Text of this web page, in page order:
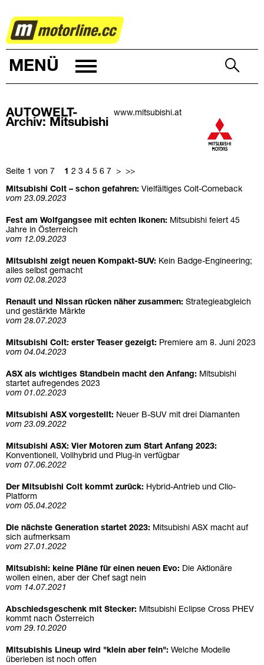
AUTOWELT
MENÜ
www.mitsubishi.at
AUTOWELT-
Archiv: Mitsubishi
Seite 1 von 7 1 2 3 4 5 6 7 > >>
Mitsubishi Colt – schon gefahren: Vielfältiges Colt-Comeback
vom 23.09.2023
Fest am Wolfgangsee mit echten Ikonen: Mitsubishi feiert 45
Jahre in Österreich
vom 12.09.2023
Mitsubishi zeigt neuen Kompakt-SUV: Kein Badge-Engineering;
alles selbst gemacht
vom 02.08.2023
Renault und Nissan rücken näher zusammen: Strategieabgleich
und gestärkte Märkte
vom 28.07.2023
Mitsubishi Colt: erster Teaser gezeigt: Premiere am 8. Juni 2023
vom 04.04.2023
ASX als wichtiges Standbein macht den Anfang: Mitsubishi
startet aufregendes 2023
vom 01.02.2023
Mitsubishi ASX vorgestellt: Neuer B-SUV mit drei Diamanten
vom 23.09.2022
Mitsubishi ASX: Vier Motoren zum Start Anfang 2023:
Konventionell, Vollhybrid und Plug-in verfügbar
vom 07.06.2022
Der Mitsubishi Colt kommt zurück: Hybrid-Antrieb und Clio-
Platform
vom 05.04.2022
Die nächste Generation startet 2023: Mitsubishi ASX macht auf
sich aufmerksam
vom 27.01.2022
Mitsubishi: keine Pläne für einen neuen Evo: Die Aktionäre
wollen einen, aber der Chef sagt nein
vom 14.07.2021
Abschiedsgeschenk mit Stecker: Mitsubishi Eclipse Cross PHEV
kommt nach Österreich
vom 29.10.2020
Mitsubishis Lineup wird "klein aber fein": Welche Modelle
überleben ist noch offen